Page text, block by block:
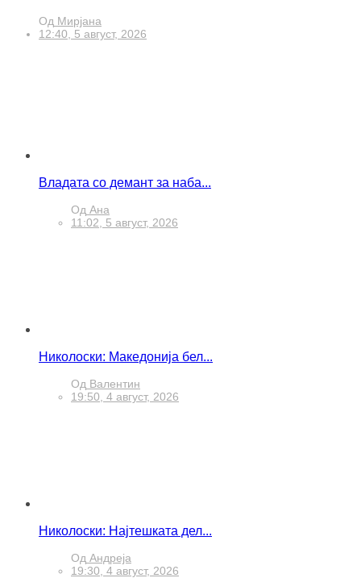
Од Мирјана
12:40, 5 август, 2026
Владата со демант за наба...
Од Ана
11:02, 5 август, 2026
Николоски: Македонија бел...
Од Валентин
19:50, 4 август, 2026
Николоски: Најтешката дел...
Од Андреја
19:30, 4 август, 2026